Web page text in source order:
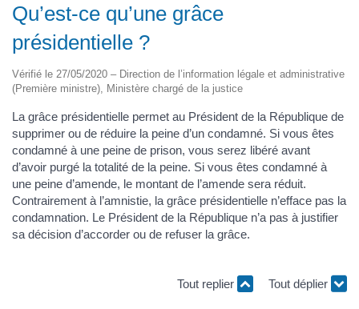
Qu’est-ce qu’une grâce
présidentielle ?
Vérifié le 27/05/2020 – Direction de l’information légale et administrative
(Première ministre), Ministère chargé de la justice
La grâce présidentielle permet au Président de la République de
supprimer ou de réduire la peine d’un condamné. Si vous êtes
condamné à une peine de prison, vous serez libéré avant
d’avoir purgé la totalité de la peine. Si vous êtes condamné à
une peine d’amende, le montant de l’amende sera réduit.
Contrairement à l’amnistie, la grâce présidentielle n’efface pas la
condamnation. Le Président de la République n’a pas à justifier
sa décision d’accorder ou de refuser la grâce.
Tout replier Tout déplier